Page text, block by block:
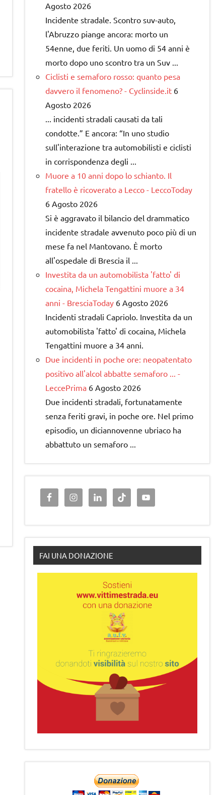
Agosto 2026
Incidente stradale. Scontro suv-auto,
l'Abruzzo piange ancora: morto un
54enne, due feriti. Un uomo di 54 anni è
morto dopo uno scontro tra un Suv ...
Ciclisti e semaforo rosso: quanto pesa
davvero il fenomeno? - Cyclinside.it 6
Agosto 2026
... incidenti stradali causati da tali
condotte.” E ancora: “In uno studio
sull'interazione tra automobilisti e ciclisti
in corrispondenza degli ...
Muore a 10 anni dopo lo schianto. Il
fratello è ricoverato a Lecco - LeccoToday
6 Agosto 2026
Si è aggravato il bilancio del drammatico
incidente stradale avvenuto poco più di un
mese fa nel Mantovano. È morto
all'ospedale di Brescia il ...
Investita da un automobilista 'fatto' di
cocaina, Michela Tengattini muore a 34
anni - BresciaToday 6 Agosto 2026
Incidenti stradali Capriolo. Investita da un
automobilista 'fatto' di cocaina, Michela
Tengattini muore a 34 anni.
Due incidenti in poche ore: neopatentato
positivo all'alcol abbatte semaforo ... -
LeccePrima 6 Agosto 2026
Due incidenti stradali, fortunatamente
senza feriti gravi, in poche ore. Nel primo
episodio, un diciannovenne ubriaco ha
abbattuto un semaforo ...
FAI UNA DONAZIONE